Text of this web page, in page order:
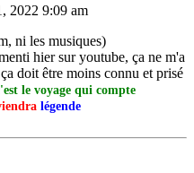
2022 9:09 am
ni les musiques)
hier sur youtube, ça ne m'a
doit être moins connu et prisé
le voyage qui compte
légende